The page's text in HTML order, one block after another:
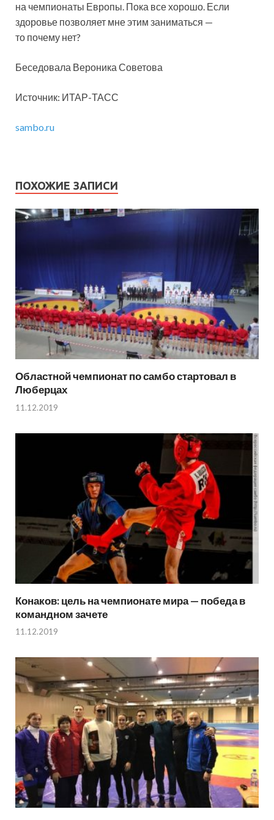
на чемпионаты Европы. Пока все хорошо. Если
здоровье позволяет мне этим заниматься —
то почему нет?
Беседовала Вероника Советова
Источник: ИТАР-ТАСС
sambo.ru
ПОХОЖИЕ ЗАПИСИ
Областной чемпионат по самбо стартовал в
Люберцах
11.12.2019
Конаков: цель на чемпионате мира — победа в
командном зачете
11.12.2019